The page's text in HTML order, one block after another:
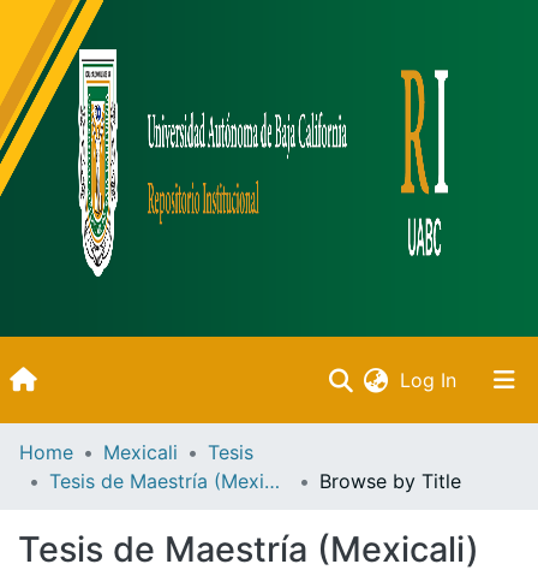
Log In(current)
Inicio
Communities & Collections
All of DSpace
Home Mexicali
Tesis
Tesis de Maestría (Mexicali)
Browse by Title
Tesis de Maestría (Mexicali)